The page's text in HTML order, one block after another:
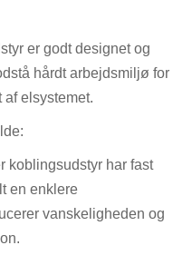
er godt designet og
hårdt arbejdsmiljø for
elsystemet.
koblingsudstyr har fast
en enklere
vanskeligheden og